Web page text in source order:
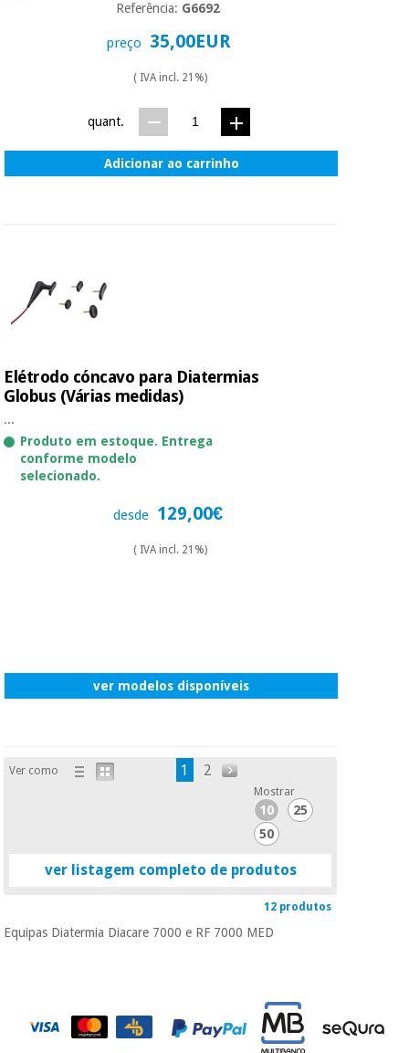
Referência: G6692
preço 35,00EUR
( IVA incl. 21%)
quant.
Adicionar ao carrinho
Elétrodo cóncavo para Diatermias
Globus (Várias medidas)
...
Produto em estoque. Entrega
conforme modelo
selecionado.
desde 129,00€
( IVA incl. 21%)
ver modelos disponíveis
Ver como 1 2
Mostrar
10
25
50
ver listagem completo de produtos
12 produtos
Equipas Diatermia Diacare 7000 e RF 7000 MED